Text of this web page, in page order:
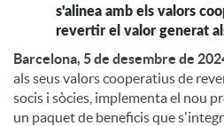
t
i
s'alinea amb els valors
revertir el valor generat
Barcelona, 5 de desembre de
als seus valors cooperatius de
socis i sòcies, implementa el nou
un paquet de beneficis que